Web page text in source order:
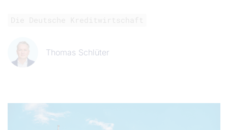
Thomas Schlüter